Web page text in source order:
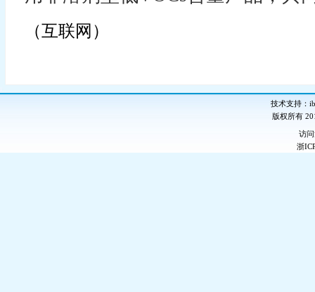
（互联网）
技术支持：
版权所有
访
浙